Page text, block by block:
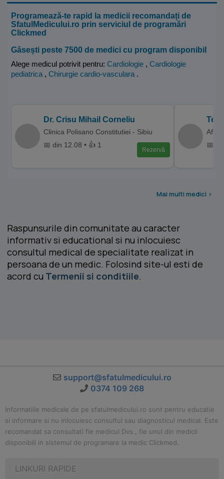
Programează-te rapid la medicii recomandați de
SfatulMedicului.ro prin serviciul de programări
Clickmed
Găsești peste 7500 de medici cu program disponibil
Alege medicul potrivit pentru: Cardiologie , Cardiologie
pediatrica , Chirurgie cardio-vasculara .
Dr. Crisu Mihail Corneliu
Clinica Polisano Constitutiei - Sibiu
📅 din 12.08 • 👍 1
Rezervă
📅
Mai multi medici >
Raspunsurile din comunitate au caracter
informativ si educational si nu inlocuiesc
consultul medical de specialitate realizat in
persoana de un medic. Folosind site-ul esti de
acord cu Termenii si conditiile.
support@sfatulmedicului.ro
0374 109 268
Informatiile medicale de pe sfatulmedicului.ro sunt pentru educatie
si informare si nu inlocuiesc consultul sau diagnosticul medical. Este
recomandat sa consultati fie medicul Dvs., fie unul din medicii
disponibili in sistemul de programare la medic Clickmed.
LINKURI RAPIDE